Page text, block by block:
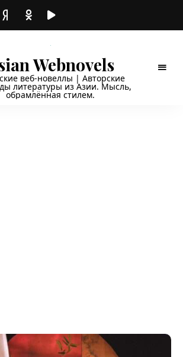
Webnovels
веб-новеллы | Авторские
литературы из Азии. Мысль,
обрамлённая стилем.